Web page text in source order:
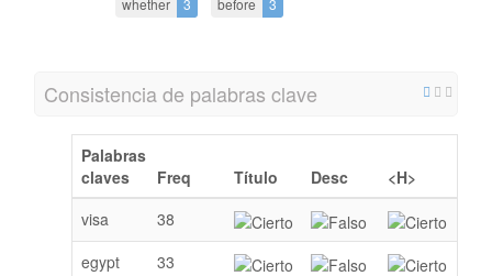
whether 3 before 3
Consistencia de palabras clave
Palabras
claves
Freq Título Desc
<H>
visa
38
egypt
33